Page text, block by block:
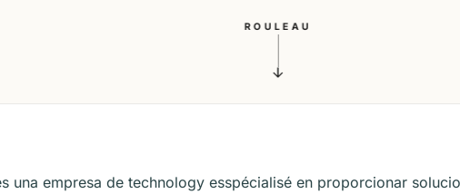
ROULEAU
una empresa de technology esspécialisé en proporcionar